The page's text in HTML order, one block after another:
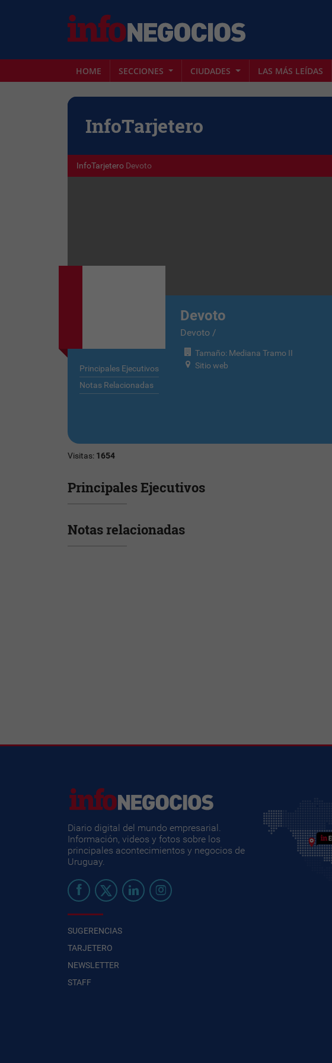
HOME SECCIONES CIUDADES LAS MÁS LEÍDAS
InfoTarjetero
InfoTarjetero Devoto
Principales Ejecutivos
Notas Relacionadas
Devoto
Devoto /
Tamaño: Mediana Tramo II
Sitio web
Visitas: 1654
Principales Ejecutivos
Notas relacionadas
Diario digital del mundo empresarial.
Información, videos y fotos sobre los
principales acontecimientos y negocios de
Uruguay.
SUGERENCIAS
TARJETERO
NEWSLETTER
STAFF